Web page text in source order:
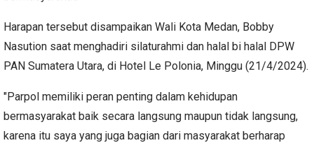
Harapan tersebut disampaikan Wali Kota Medan, Bobby
Nasution saat menghadiri silaturahmi dan halal bi halal DPW
PAN Sumatera Utara, di Hotel Le Polonia, Minggu (21/4/2024).
"Parpol memiliki peran penting dalam kehidupan
bermasyarakat baik secara langsung maupun tidak langsung,
karena itu saya yang juga bagian dari masyarakat berharap